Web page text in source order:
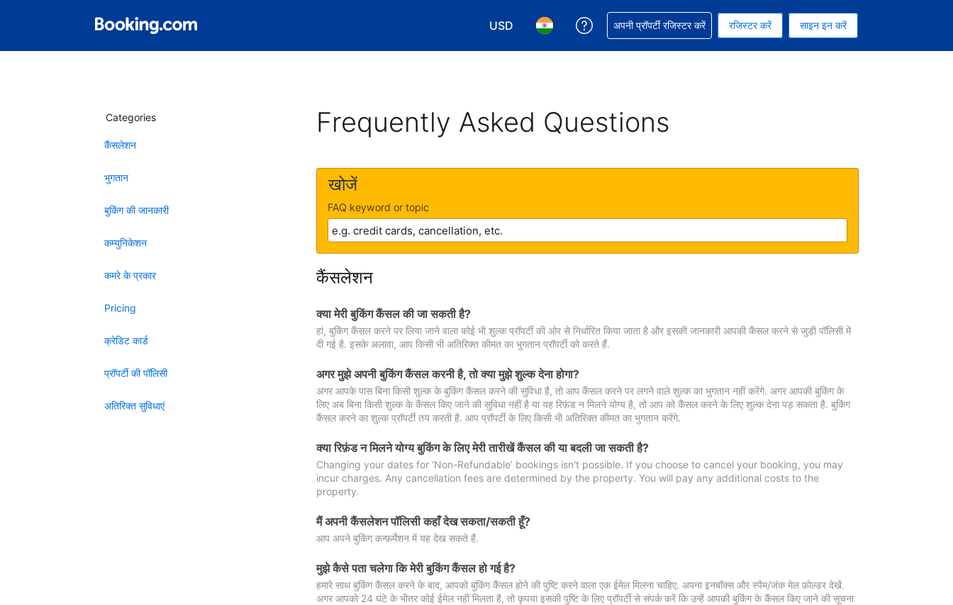
USD
अपनी करेंसी चुनें. आपने अभी USD करेंसी को चुना हुआ है
अपनी भाषा चुनें. आपने अभी हिन्दी भाषा को चुना हुआ है
अपनी बुकिंग में सहायता पाएं
अपनी प्रॉपर्टी रजिस्टर करें रजिस्टर करें साइन इन करें
Categories
कैंसलेशन
भुगतान
बुकिंग की जानकारी
कम्युनिकेशन
कमरे के प्रकार
Pricing
क्रेडिट कार्ड
प्रॉपर्टी की पॉलिसी
अतिरिक्त सुविधाएं
Frequently Asked Questions
खोजें
FAQ keyword or topic
कैंसलेशन
क्या मेरी बुकिंग कैंसल की जा सकती है?
हां, बुकिंग कैंसल करने पर लिया जाने वाला कोई भी शुल्क प्रॉपर्टी की ओर से निर्धारित किया जाता है और इसकी जानकारी आपकी कैंसल करने से जुड़ी पॉलिसी में
दी गई है. इसके अलावा, आप किसी भी अतिरिक्त कीमत का भुगतान प्रॉपर्टी को करते हैं.
अगर मुझे अपनी बुकिंग कैंसल करनी है, तो क्या मुझे शुल्क देना होगा?
अगर आपके पास बिना किसी शुल्क के बुकिंग कैंसल करने की सुविधा है, तो आप कैंसल करने पर लगने वाले शुल्क का भुगतान नहीं करेंगे. अगर आपकी बुकिंग के
लिए अब बिना किसी शुल्क के कैंसल किए जाने की सुविधा नहीं है या यह रिफ़ंड न मिलने योग्य है, तो आप को कैंसल करने के लिए शुल्क देना पड़ सकता है. बुकिंग
कैंसल करने का शुल्क प्रॉपर्टी तय करती है. आप प्रॉपर्टी के लिए किसी भी अतिरिक्त कीमत का भुगतान करेंगे.
क्या रिफ़ंड न मिलने योग्य बुकिंग के लिए मेरी तारीखें कैंसल की या बदली जा सकती है?
Changing your dates for ‘Non-Refundable’ bookings isn't possible. If you choose to cancel your booking, you may
incur charges. Any cancellation fees are determined by the property. You will pay any additional costs to the
property.
मैं अपनी कैंसलेशन पॉलिसी कहाँ देख सकता/सकती हूँ?
आप अपने बुकिंग कन्फ़र्मेशन में यह देख सकते हैं.
मुझे कैसे पता चलेगा कि मेरी बुकिंग कैंसल हो गई है?
हमारे साथ बुकिंग कैंसल करने के बाद, आपको बुकिंग कैंसल होने की पुष्टि करने वाला एक ईमेल मिलना चाहिए. अपना इनबॉक्स और स्पैम/जंक मेल फ़ोल्डर देखें.
अगर आपको 24 घंटे के भीतर कोई ईमेल नहीं मिलता है, तो कृपया इसकी पुष्टि के लिए प्रॉपर्टी से संपर्क करें कि उन्हें आपकी बुकिंग के कैंसल किए जाने की सूचना